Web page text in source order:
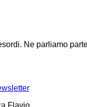
Ne parliamo
Flavio